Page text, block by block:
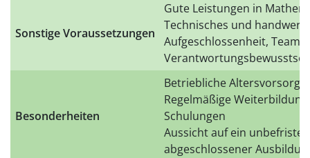
Sonstige Voraussetzungen
Gute Leistungen in
Technisches und
Aufgeschlossenheit,
Besonderheiten
Betriebliche Altersvorsorge
Regelmäßige
Schulungen
Aussicht auf ein
abgeschlossener